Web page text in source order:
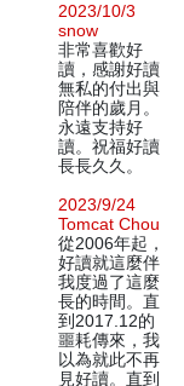
2023/10/3
snow
非常喜歡好
讀，感謝好讀
無私的付出與
陪伴的歲月。
永遠支持好
讀。祝福好讀
長長久久。
2023/9/24
Tomcat Chou
從2006年起，
好讀就這麼伴
我度過了這麼
長的時間。直
到2017.12的
噩耗傳來，我
以為就此不再
見好讀。直到